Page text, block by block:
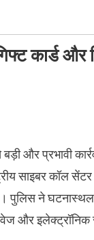
कार्ड और
प्रभावी
साइबर कॉल
पुलिस ने
और इलेक्ट्रॉनिक